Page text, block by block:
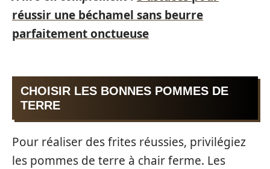
réussir une béchamel sans beurre
parfaitement onctueuse
CHOISIR LES BONNES POMMES DE
TERRE
Pour réaliser des frites réussies, privilégiez
les pommes de terre à chair ferme. Les